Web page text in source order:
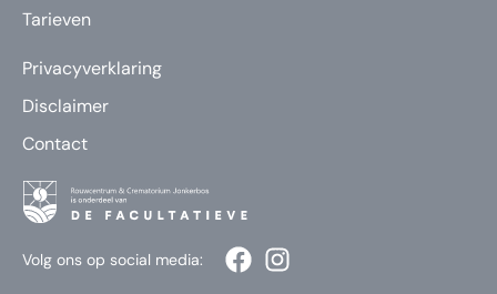
Tarieven
Privacyverklaring
Disclaimer
Contact
Volg ons op social media: